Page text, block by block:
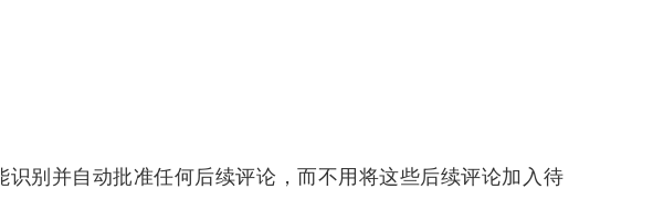
别并自动批准任何后续评论，而不用将这些后续评论加入待